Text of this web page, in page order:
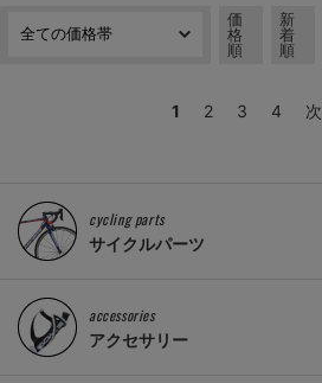
価
格
順
新
着
順
1 2 3 4
cycling parts
サイクルパーツ
accessories
アクセサリー